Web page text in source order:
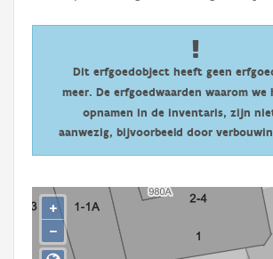
Persoon of collectief
Downloads
Aanmelden
Dit erfgoedobject heeft geen
meer. De erfgoedwaarden waarom
opnamen in de inventaris, zijn
aanwezig, bijvoorbeeld door
+
−